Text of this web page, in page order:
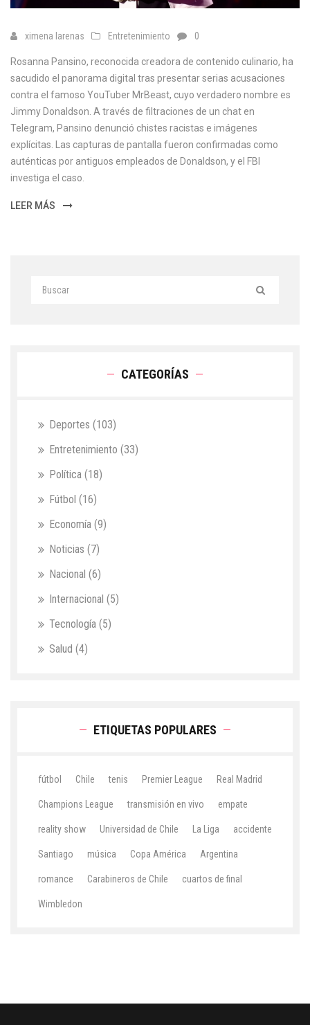
ximena larenas Entretenimiento 0
Rosanna Pansino, reconocida creadora de contenido culinario, ha
sacudido el panorama digital tras presentar serias acusaciones
contra el famoso YouTuber MrBeast, cuyo verdadero nombre es
Jimmy Donaldson. A través de filtraciones de un chat en
Telegram, Pansino denunció chistes racistas e imágenes
explícitas. Las capturas de pantalla fueron confirmadas como
auténticas por antiguos empleados de Donaldson, y el FBI
investiga el caso.
LEER MÁS
CATEGORÍAS
Deportes (103)
Entretenimiento (33)
Política (18)
Fútbol (16)
Economía (9)
Noticias (7)
Nacional (6)
Internacional (5)
Tecnología (5)
Salud (4)
ETIQUETAS POPULARES
fútbol Chile tenis Premier League Real Madrid
Champions League transmisión en vivo empate
reality show Universidad de Chile La Liga accidente
Santiago música Copa América Argentina
romance Carabineros de Chile cuartos de final
Wimbledon